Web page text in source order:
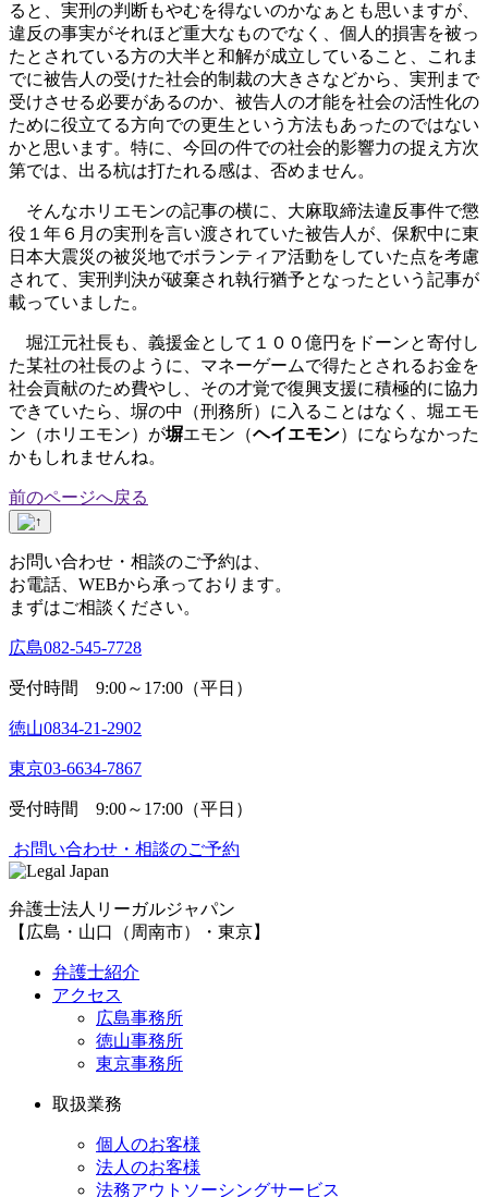
ると、実刑の判断もやむを得ないのかなぁとも思いますが、
違反の事実がそれほど重大なものでなく、個人的損害を被っ
たとされている方の大半と和解が成立していること、これま
でに被告人の受けた社会的制裁の大きさなどから、実刑まで
受けさせる必要があるのか、被告人の才能を社会の活性化の
ために役立てる方向での更生という方法もあったのではない
かと思います。特に、今回の件での社会的影響力の捉え方次
第では、出る杭は打たれる感は、否めません。
そんなホリエモンの記事の横に、大麻取締法違反事件で懲
役１年６月の実刑を言い渡されていた被告人が、保釈中に東
日本大震災の被災地でボランティア活動をしていた点を考慮
されて、実刑判決が破棄され執行猶予となったという記事が
載っていました。
堀江元社長も、義援金として１００億円をドーンと寄付し
た某社の社長のように、マネーゲームで得たとされるお金を
社会貢献のため費やし、その才覚で復興支援に積極的に協力
できていたら、塀の中（刑務所）に入ることはなく、堀エモ
ン（ホリエモン）が塀エモン（ヘイエモン）にならなかった
かもしれませんね。
前のページへ戻る
お問い合わせ・相談のご予約は、
お電話、WEBから承っております。
まずはご相談ください。
広島082-545-7728
受付時間 9:00～17:00（平日）
徳山0834-21-2902
東京03-6634-7867
受付時間 9:00～17:00（平日）
お問い合わせ・相談のご予約
弁護士法人リーガルジャパン
【広島・山口（周南市）・東京】
弁護士紹介
アクセス
広島事務所
徳山事務所
東京事務所
取扱業務
個人のお客様
法人のお客様
法務アウトソーシングサービス